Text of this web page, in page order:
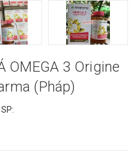
OMEGA 3 Origine
(Pháp)